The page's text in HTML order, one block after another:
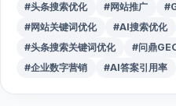
#头条搜索优化
#网站推广
#网站关键词优化
#AI搜索优化
#头条搜索关键词优化
#问鼎
#企业数字营销
#AI答案引用率